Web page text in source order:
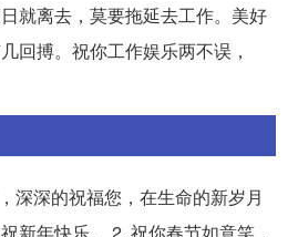
就离去，莫要拖延去工作。美好
回搏。祝你工作娱乐两不误，
深深的祝福您，在生命的新岁月
新年快乐。 2. 祝你春节如意笑，